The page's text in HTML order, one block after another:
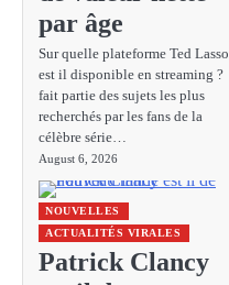
par âge
Sur quelle plateforme Ted Lasso
est il disponible en streaming ?
fait partie des sujets les plus
recherchés par les fans de la
célèbre série…
August 6, 2026
NOUVELLES
ACTUALITÉS VIRALES
Patrick Clancy